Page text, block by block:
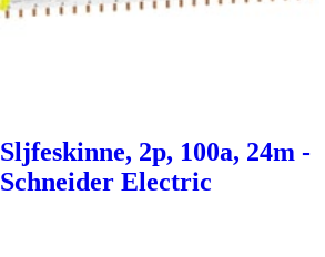
Sljfeskinne, 2p, 100a, 24m -
Schneider Electric